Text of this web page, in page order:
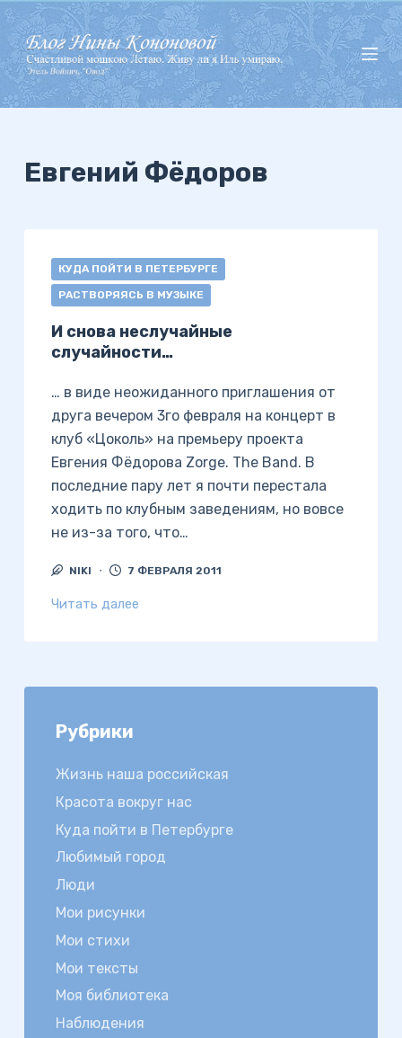
П
е
р
е
й
иЕвгений Фёдоров
КУДА ПОЙТИ В ПЕТЕРБУРГЕ
РАСТВОРЯЯСЬ В МУЗЫКЕ
И снова неслучайные
случайности…
… в виде неожиданного приглашения от
друга вечером 3го февраля на концерт в
клуб «Цоколь» на премьеру проекта
Евгения Фёдорова Zorge. The Band. В
последние пару лет я почти перестала
ходить по клубным заведениям, но вовсе
не из-за того, что…
NIKI 7 ФЕВРАЛЯ 2011
Читать далее
Рубрики
Жизнь наша российская
Красота вокруг нас
Куда пойти в Петербурге
Любимый город
Люди
Мои рисунки
Мои стихи
Мои тексты
Моя библиотека
Наблюдения